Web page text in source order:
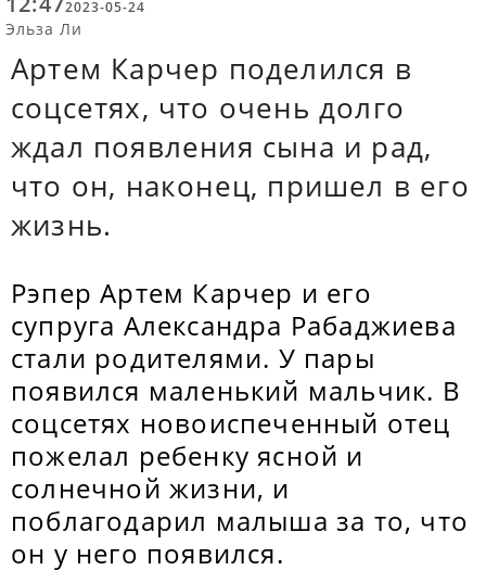
2023-05-24
Эльза Ли
Артем Карчер поделился в
соцсетях, что очень долго
ждал появления сына и рад,
что он, наконец, пришел в его
жизнь.
Рэпер Артем Карчер и его
супруга Александра Рабаджиева
стали родителями. У пары
появился маленький мальчик. В
соцсетях новоиспеченный отец
пожелал ребенку ясной и
солнечной жизни, и
поблагодарил малыша за то, что
он у него появился.